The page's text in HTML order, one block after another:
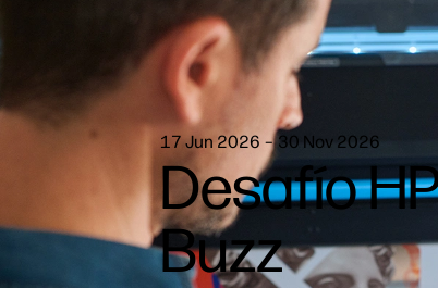
17 Jun 2026 – 30 Nov 2026
Desafío
Buzz